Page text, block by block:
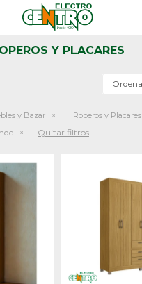
Y PLACARES
y Bazar
Roperos y Placares
Quitar filtros